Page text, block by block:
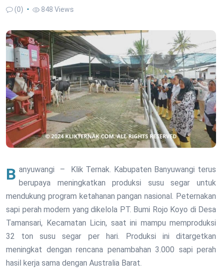
(0) 848 Views
Banyuwangi – Klik Ternak. Kabupaten Banyuwangi terus berupaya meningkatkan produksi susu segar untuk
mendukung program ketahanan pangan nasional. Peternakan
sapi perah modern yang dikelola PT. Bumi Rojo Koyo di Desa
Tamansari, Kecamatan Licin, saat ini mampu memproduksi
32 ton susu segar per hari. Produksi ini ditargetkan
meningkat dengan rencana penambahan 3.000 sapi perah
hasil kerja sama dengan Australia Barat.